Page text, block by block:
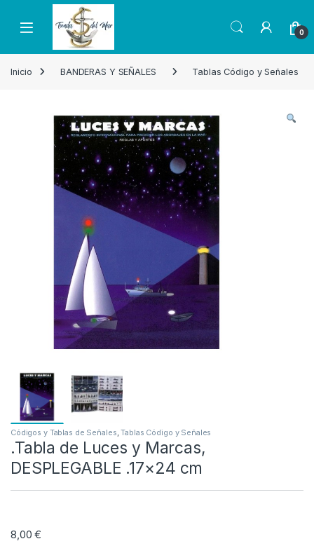
Skip to navigation
Skip to content
Open 0
Inicio BANDERAS Y SEÑALES Tablas Código y Señales
Códigos y Tablas de Señales,Tablas Código y Señales
.Tabla de Luces y Marcas,
DESPLEGABLE .17×24 cm
8,00€